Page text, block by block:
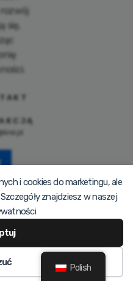
się,
Polish
i cookies do marketingu, ale
znajdziesz w naszej